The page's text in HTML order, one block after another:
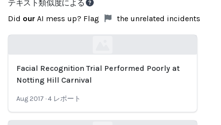
テキスト類似度による
Did our AI mess up? Flag the unrelated incidents
Loading...
Facial Recognition Trial Performed Poorly at
Notting Hill Carnival
Aug 2017 ·4 レポート